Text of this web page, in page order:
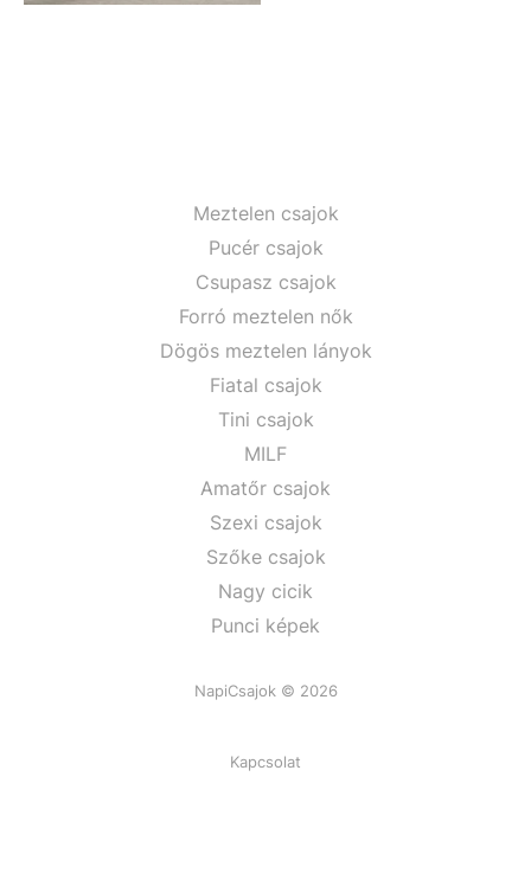
Meztelen csajok
Pucér csajok
Csupasz csajok
Forró meztelen nők
Dögös meztelen lányok
Fiatal csajok
Tini csajok
MILF
Amatőr csajok
Szexi csajok
Szőke csajok
Nagy cicik
Punci képek
NapiCsajok © 2026
Kapcsolat